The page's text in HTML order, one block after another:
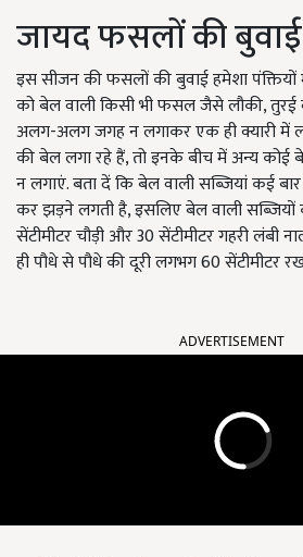
जायद फसलों की
इस सीजन की फसलों की बुवाई हमेशा पंक्तियों
को बेल वाली किसी भी फसल जैसे लौकी,
अलग-अलग जगह न लगाकर एक ही क्यारी में
की बेल लगा रहे हैं, तो इनके बीच में अन्य
न लगाएं. बता दें कि बेल वाली सब्जियां कई
कर झड़ने लगती है, इसलिए बेल वाली
सेंटीमीटर चौड़ी और 30 सेंटीमीटर गहरी लंबी
ही पौधे से पौधे की दूरी लगभग 60 सेंटीमीटर
ADVERTISEMENT